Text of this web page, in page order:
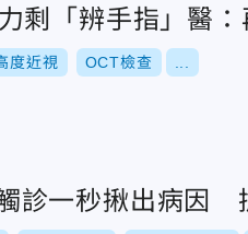
剩「辨手指」醫：
度近視 OCT檢查
診一秒揪出病因